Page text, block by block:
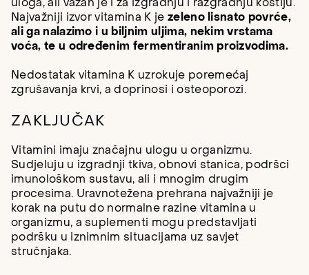
uloga, ali važan je i za izgradnju i razgradnju kostiju.
Najvažniji izvor vitamina K je zeleno lisnato povrće,
ali ga nalazimo i u biljnim uljima, nekim vrstama
voća, te u određenim fermentiranim proizvodima.
Nedostatak vitamina K uzrokuje poremećaj
zgrušavanja krvi, a doprinosi i osteoporozi.
ZAKLJUČAK
Vitamini imaju značajnu ulogu u organizmu.
Sudjeluju u izgradnji tkiva, obnovi stanica, podršci
imunološkom sustavu, ali i mnogim drugim
procesima. Uravnotežena prehrana najvažniji je
korak na putu do normalne razine vitamina u
organizmu, a suplementi mogu predstavljati
podršku u iznimnim situacijama uz savjet
stručnjaka.